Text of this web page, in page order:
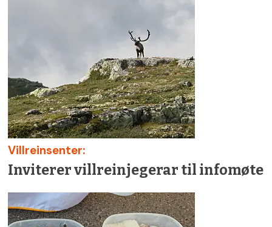
Villreinsenter:
Inviterer villreinjegerar til infomøte